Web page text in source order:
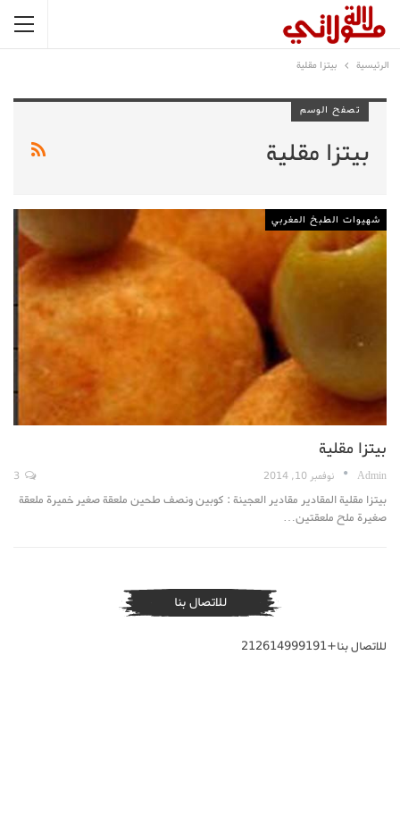
الرئيسية بيتزا مقلية
تصفح الوسم
بيتزا مقلية
شهيوات الطبخ المغربي
بيتزا مقلية
Admin نوفمبر 10, 2014
بيتزا مقلية المقادير مقادير العجينة : كوبين ونصف طحين ملعقة صغير خميرة ملعقة
صغيرة ملح ملعقتين…
للاتصال بنا
للاتصال بنا+212614999191